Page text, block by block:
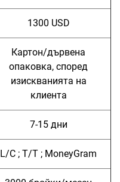
1300 USD
Картон/дървена
опаковка, според
изискванията на
клиента
7-15 дни
L/C ; T/T ; MoneyGram